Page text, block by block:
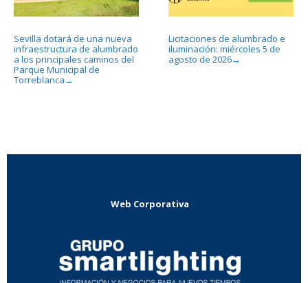
Sevilla dotará de una nueva
infraestructura de alumbrado
a los principales caminos del
Parque Municipal de
Torreblanca →
Licitaciones de alumbrado e
iluminación: miércoles 5 de
agosto de 2026→
Web Corporativa